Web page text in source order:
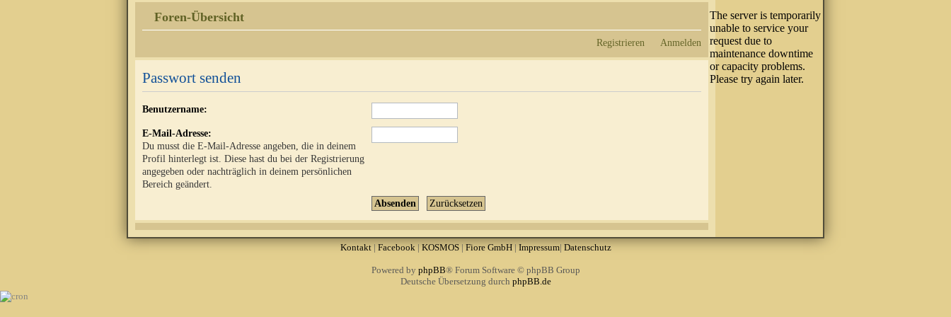
Foren-Übersicht
Registrieren Anmelden
Passwort senden
Benutzername:
E-Mail-Adresse:
Du musst die E-Mail-Adresse angeben, die in deinem
Profil hinterlegt ist. Diese hast du bei der Registrierung
angegeben oder nachträglich in deinem persönlichen
Bereich geändert.
Kontakt| Facebook | KOSMOS| Fiore GmbH| Impressum| Datenschutz
Powered by phpBB® Forum Software © phpBB Group
Deutsche Übersetzung durch phpBB.de